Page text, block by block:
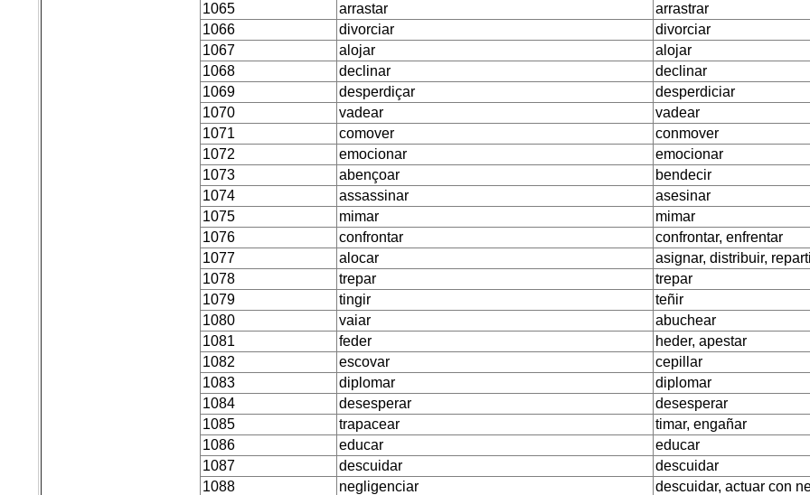
1065
arrastar
arrastrar
1066
divorciar
divorciar
1067
alojar
alojar
1068
declinar
declinar
1069
desperdiçar
desperdiciar
1070
vadear
vadear
1071
comover
conmover
1072
emocionar
emocionar
1073
abençoar
bendecir
1074
assassinar
asesinar
1075
mimar
mimar
1076
confrontar
confrontar, enfrentar
1077
alocar
asignar, distribuir,
1078
trepar
trepar
1079
tingir
teñir
1080
vaiar
abuchear
1081
feder
heder, apestar
1082
escovar
cepillar
1083
diplomar
diplomar
1084
desesperar
desesperar
1085
trapacear
timar, engañar
1086
educar
educar
1087
descuidar
descuidar
1088
negligenciar
descuidar, actuar con